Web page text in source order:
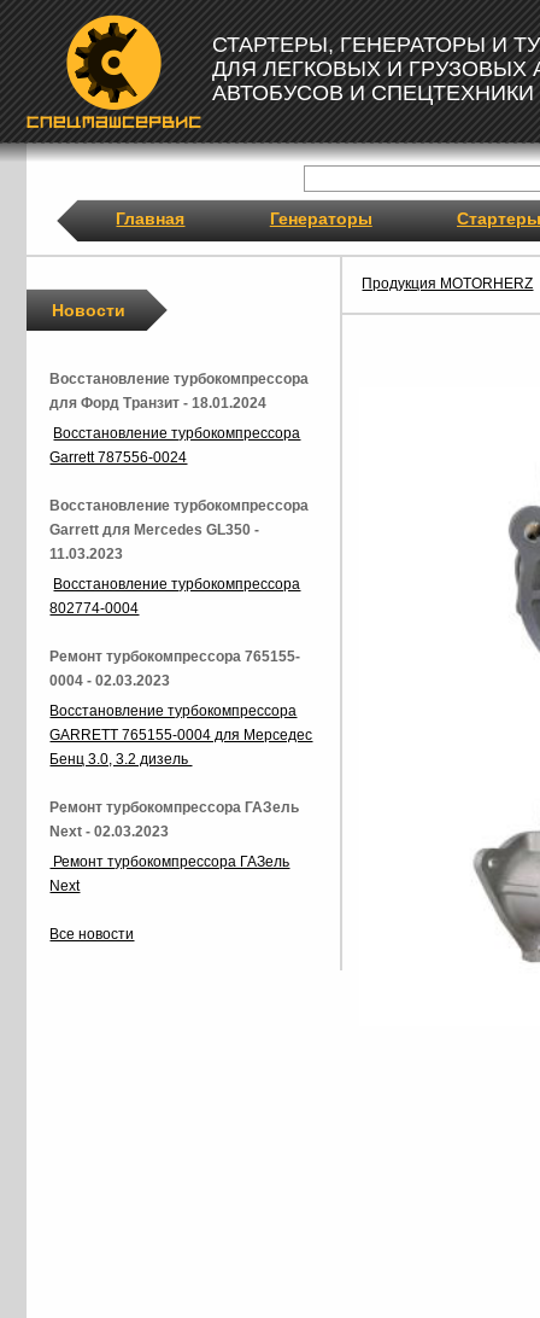
СТАРТЕРЫ, ГЕНЕРАТОРЫ И
ДЛЯ ЛЕГКОВЫХ И ГРУЗОВЫХ
АВТОБУСОВ И СПЕЦТЕХНИКИ
Главная Генераторы Стартеры
Продукция MOTORHERZ
Новости
Восстановление турбокомпрессора
для Форд Транзит - 18.01.2024
Восстановление турбокомпрессора
Garrett 787556-0024
Восстановление турбокомпрессора
Garrett для Mercedes GL350 -
11.03.2023
Восстановление турбокомпрессора
802774-0004
Ремонт турбокомпрессора 765155-
0004 - 02.03.2023
Восстановление турбокомпрессора
GARRETT 765155-0004 для Мерседес
Бенц 3.0, 3.2 дизель
Ремонт турбокомпрессора ГАЗель
Next - 02.03.2023
Ремонт турбокомпрессора ГАЗель
Next
Все новости